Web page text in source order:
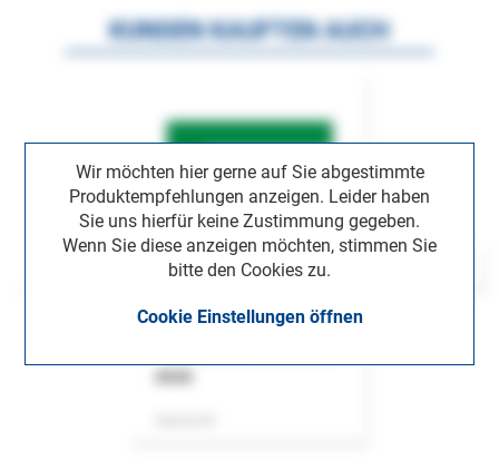
Wir möchten hier gerne auf Sie abgestimmte
Produktempfehlungen anzeigen. Leider haben
Sie uns hierfür keine Zustimmung gegeben.
Wenn Sie diese anzeigen möchten, stimmen Sie
bitte den Cookies zu.
Cookie Einstellungen öffnen
KUNDEN KAUFTEN AUCH